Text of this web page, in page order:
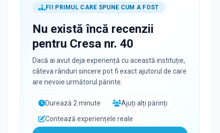
FII PRIMUL CARE SPUNE CUM A FOST
Nu există încă recenzii
pentru Cresa nr. 40
Dacă ai avut deja experiență cu această instituție,
câteva rânduri sincere pot fi exact ajutorul de care
are nevoie următorul părinte.
Durează 2 minute
Ajuți alți părinți
Contează experiențele reale